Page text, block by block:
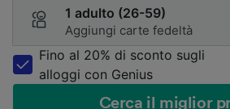
1 adulto (26-59)
Aggiungi carte fedeltà
Fino al 20% di sconto sugli
alloggi con Genius
Cerca il miglior